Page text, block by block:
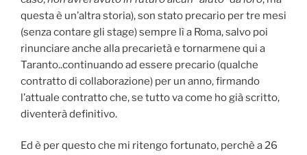
questa è un’altra storia), son stato precario per tre mesi
(senza contare gli stage) sempre lì a Roma, salvo poi
rinunciare anche alla precarietà e tornarmene qui a
Taranto..continuando ad essere precario (qualche
contratto di collaborazione) per un anno, firmando
l’attuale contratto che, se tutto va come ho già scritto,
diventerà definitivo.
Ed è per questo che mi ritengo fortunato, perchè a 26